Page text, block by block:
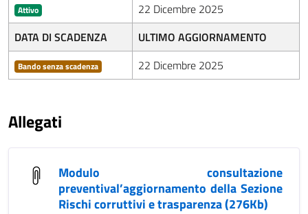
Attivo
22 Dicembre 2025
DATA DI SCADENZA
ULTIMO AGGIORNAMENTO
Bando senza scadenza 22 Dicembre 2025
Allegati
Modulo consultazione
preventival’aggiornamento della Sezione
Rischi corruttivi e trasparenza (276Kb)